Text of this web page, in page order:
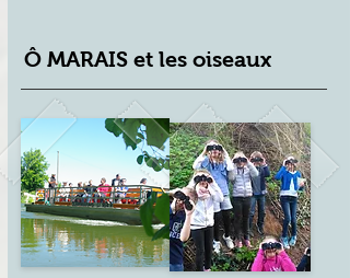
Ô MARAIS et les oiseaux